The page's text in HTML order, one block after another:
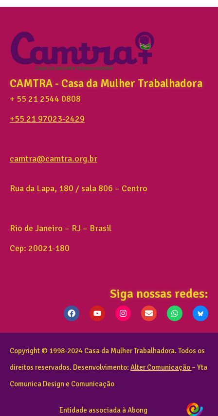
CAMTRA - Casa da Mulher Trabalhadora
+ 55 21 2544 0808
+55 21 97023-2429
camtra@camtra.org.br
Rua da Lapa, 180 / sala 806 – Centro
Rio de Janeiro – RJ – Brasil
Cep: 20021-180
Siga nossas redes:
Copyright © 1998-2024 Casa da Mulher Trabalhadora. Todos os
direitos reservados. Desenvolvimento: Alter Comunicação – Yta
Comunica Design e Comunicação
Entidade associada à Abong